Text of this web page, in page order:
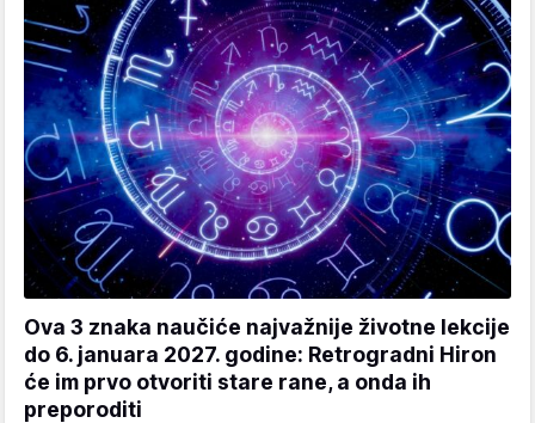
Ova 3 znaka naučiće najvažnije životne lekcije
do 6. januara 2027. godine: Retrogradni Hiron
će im prvo otvoriti stare rane, a onda ih
preporoditi